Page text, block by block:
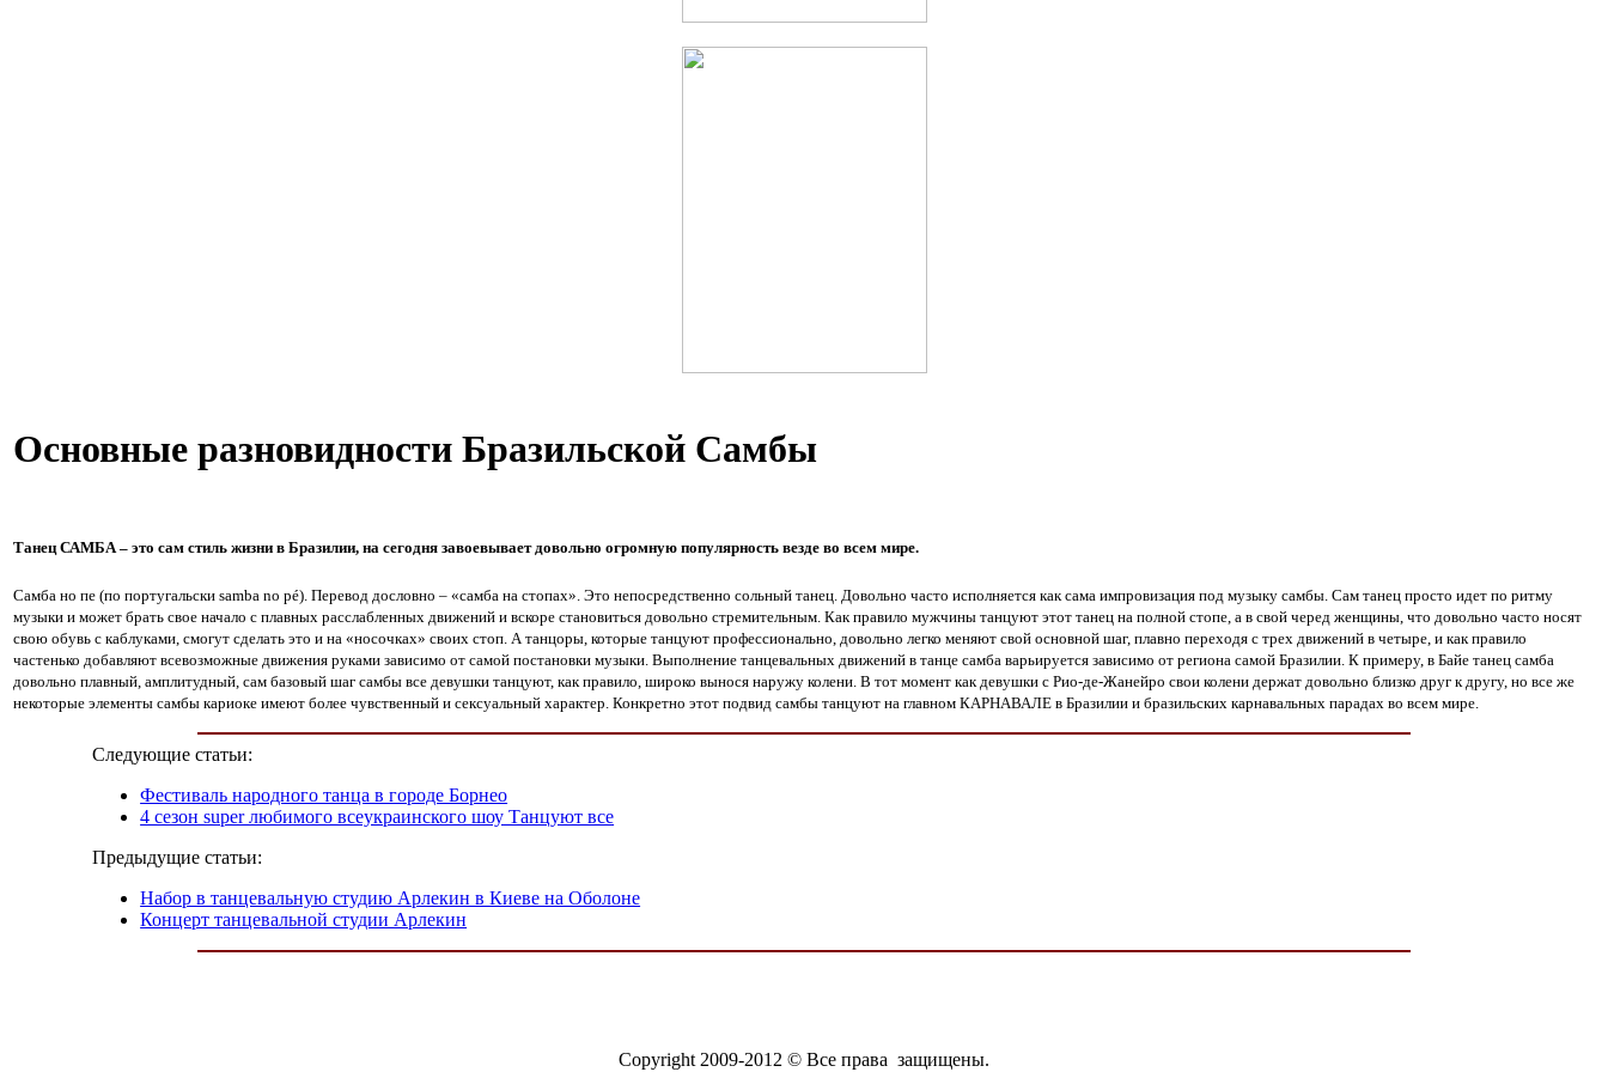
Основные разновидности Бразильской Самбы
Танец САМБА – это сам стиль жизни в Бразилии, на сегодня завоевывает довольно огромную популярность везде во всем мире.
Самба но пе (по португальски samba no pé). Перевод дословно – «самба на стопах». Это непосредственно сольный танец. Довольно часто исполняется как сама импровизация под музыку самбы. Сам танец просто идет по ритму
музыки и может брать свое начало с плавных расслабленных движений и вскоре становиться довольно стремительным. Как правило мужчины танцуют этот танец на полной стопе, а в свой черед женщины, что довольно часто носят
свою обувь с каблуками, смогут сделать это и на «носочках» своих стоп. А танцоры, которые танцуют профессионально, довольно легко меняют свой основной шаг, плавно переходя с трех движений в четыре, и как правило
частенько добавляют всевозможные движения руками зависимо от самой постановки музыки. Выполнение танцевальных движений в танце самба варьируется зависимо от региона самой Бразилии. К примеру, в Байе танец самба
довольно плавный, амплитудный, сам базовый шаг самбы все девушки танцуют, как правило, широко вынося наружу колени. В тот момент как девушки с Рио-де-Жанейро свои колени держат довольно близко друг к другу, но все же
некоторые элементы самбы кариоке имеют более чувственный и сексуальный характер. Конкретно этот подвид самбы танцуют на главном КАРНАВАЛЕ в Бразилии и бразильских карнавальных парадах во всем мире.
Следующие статьи:
Фестиваль народного танца в городе Борнео
4 сезон super любимого всеукраинского шоу Танцуют все
Предыдущие статьи:
Набор в танцевальную студию Арлекин в Киеве на Оболоне
Концерт танцевальной студии Арлекин
Copyright 2009-2012 © Все права защищены.